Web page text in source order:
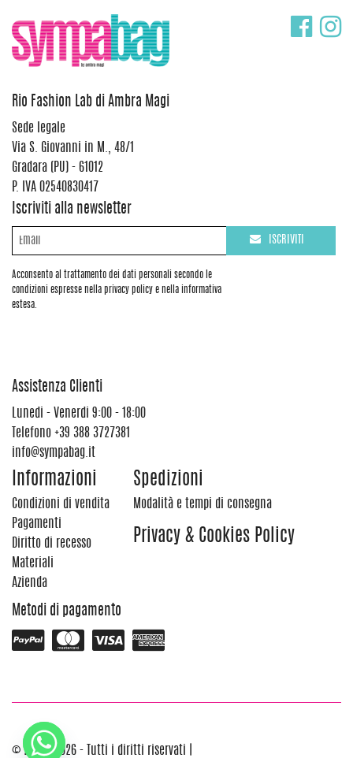
Rio Fashion Lab di Ambra Magi
Sede legale
Via S. Giovanni in M., 48/1
Gradara (PU) - 61012
P. IVA 02540830417
Iscriviti alla newsletter
Acconsento al trattamento dei dati personali secondo le
condizioni espresse nella privacy policy e nella informativa
estesa.
ISCRIVITI
Assistenza Clienti
Lunedi - Venerdi 9:00 - 18:00
Telefono +39 388 3727381
info@sympabag.it
Informazioni
Condizioni di vendita
Pagamenti
Diritto di recesso
Materiali
Azienda
Spedizioni
Modalità e tempi di consegna
Privacy & Cookies Policy
Metodi di pagamento
© 2012 - 2026 - Tutti i diritti riservati |